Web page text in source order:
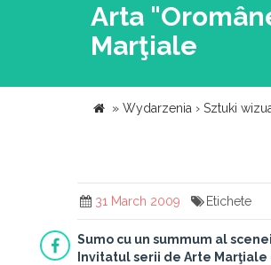
Arta
Marţiale
» Wydarzenia › Sztuki
31 March 2009 Etichete
Sumo cu un summum al
Invitatul serii de Arte Marţiale